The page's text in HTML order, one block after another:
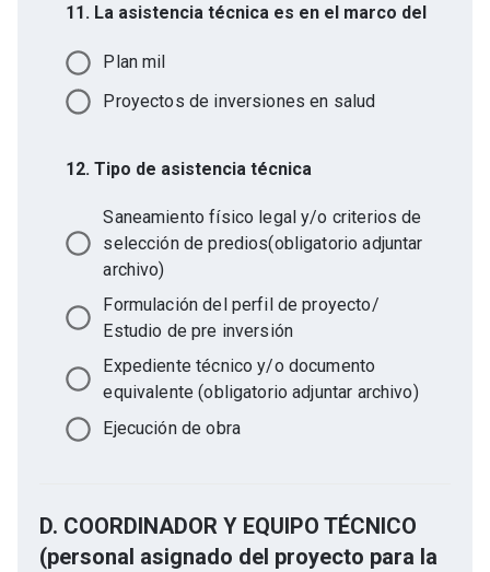
11. La asistencia técnica es en el marco del
Plan mil
Proyectos de inversiones en salud
12. Tipo de asistencia técnica
Saneamiento físico legal y/o criterios de
selección de predios(obligatorio adjuntar
archivo)
Formulación del perfil de proyecto/
Estudio de pre inversión
Expediente técnico y/o documento
equivalente (obligatorio adjuntar archivo)
Ejecución de obra
D. COORDINADOR Y EQUIPO TÉCNICO
(personal asignado del proyecto para la